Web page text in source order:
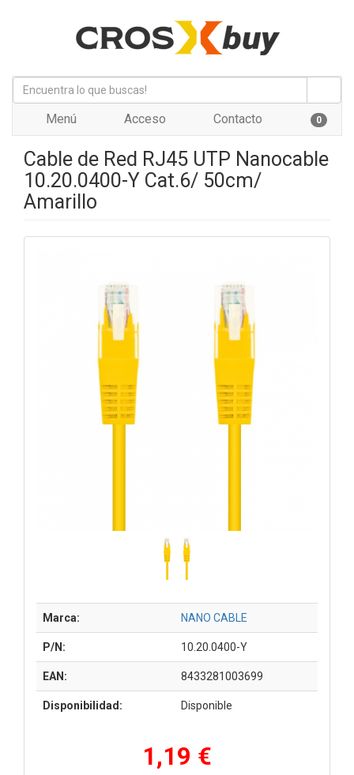
Menú Acceso Contacto 0
Cable de Red RJ45 UTP Nanocable
10.20.0400-Y Cat.6/ 50cm/
Amarillo
Marca: NANO CABLE
P/N: 10.20.0400-Y
EAN: 8433281003699
Disponibilidad: Disponible
1,19 €